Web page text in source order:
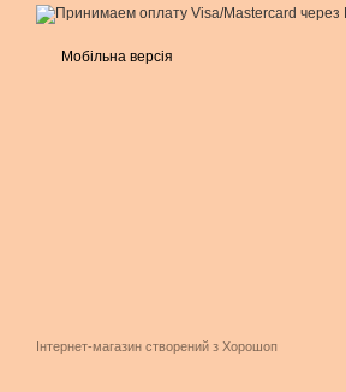
Мобільна версія
Інтернет-магазин створений з Хорошоп